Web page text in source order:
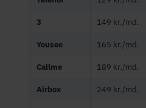
3 149 kr./md.
Yousee 165 kr./md.
Callme 189 kr./md.
Airbox 249 kr./md.